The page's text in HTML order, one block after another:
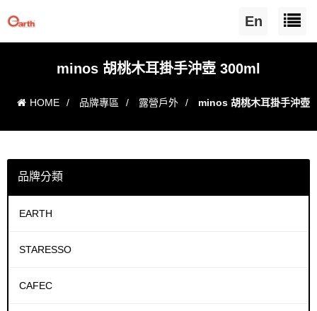
En
minos 胡桃木耳掛手沖壺 300ml
HOME / 品牌專區 / 露營戶外 /
minos 胡桃木耳掛手沖壺
品牌分類
EARTH
STARESSO
CAFEC